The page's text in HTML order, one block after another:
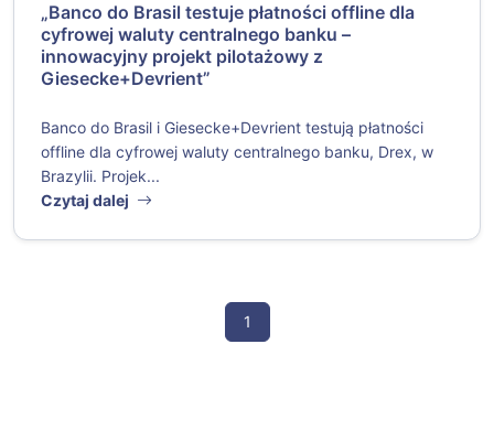
„Banco do Brasil testuje płatności offline dla
cyfrowej waluty centralnego banku –
innowacyjny projekt pilotażowy z
Giesecke+Devrient”
Banco do Brasil i Giesecke+Devrient testują płatności
offline dla cyfrowej waluty centralnego banku, Drex, w
Brazylii. Projek...
Czytaj dalej
1